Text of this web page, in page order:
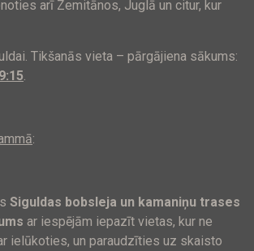
arī Zemitānos, Juglā un citur, kur
Tikšanās vieta – pārgājiena sākums:
9:15
:
Siguldas bobsleja un kamaniņu trases
ar iespējām iepazīt vietas, kur ne
ielūkoties, un paraudzīties uz skaisto